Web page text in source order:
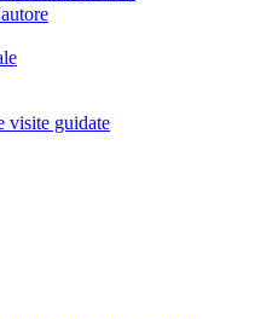
visite guidate